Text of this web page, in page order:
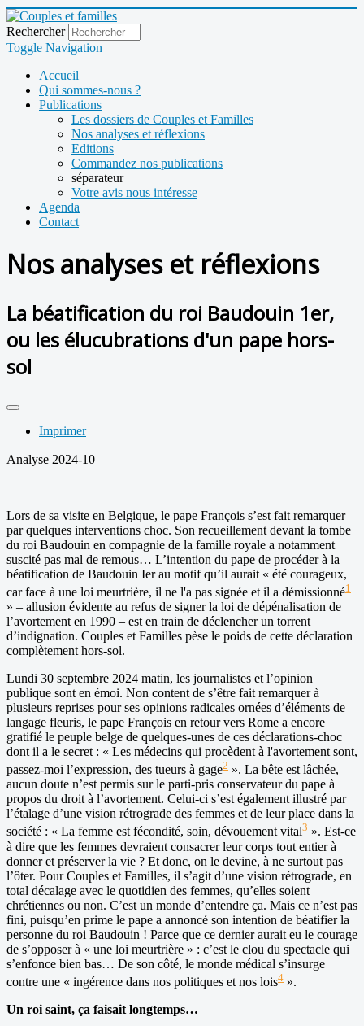
Rechercher
Toggle Navigation
Accueil
Qui sommes-nous ?
Publications
Les dossiers de Couples et Familles
Nos analyses et réflexions
Editions
Commandez nos publications
séparateur
Votre avis nous intéresse
Agenda
Contact
Nos analyses et réflexions
La béatification du roi Baudouin 1er,
ou les élucubrations d'un pape hors-
sol
Imprimer
Analyse 2024-10
Lors de sa visite en Belgique, le pape François s’est fait remarquer
par quelques interventions choc. Son recueillement devant la tombe
du roi Baudouin en compagnie de la famille royale a notamment
suscité pas mal de remous… L’intention du pape de procéder à la
béatification de Baudouin Ier au motif qu’il aurait « été courageux,
car face à une loi meurtrière, il ne l'a pas signée et il a démissionné1
» – allusion évidente au refus de signer la loi de dépénalisation de
l’avortement en 1990 – est en train de déclencher un torrent
d’indignation. Couples et Familles pèse le poids de cette déclaration
complètement hors-sol.
Lundi 30 septembre 2024 matin, les journalistes et l’opinion
publique sont en émoi. Non content de s’être fait remarquer à
plusieurs reprises pour ses opinions radicales ornées d’éléments de
langage fleuris, le pape François en retour vers Rome a encore
gratifié le peuple belge de quelques-unes de ces déclarations-choc
dont il a le secret : « Les médecins qui procèdent à l'avortement sont,
passez-moi l’expression, des tueurs à gage2 ». La bête est lâchée,
aucun doute n’est permis sur le parti-pris conservateur du pape à
propos du droit à l’avortement. Celui-ci s’est également illustré par
l’étalage d’une vision rétrograde des femmes et de leur place dans la
société : « La femme est fécondité, soin, dévouement vital3 ». Est-ce
à dire que les femmes devraient consacrer leur corps tout entier à
donner et préserver la vie ? Et donc, on le devine, à ne surtout pas
l’ôter. Pour Couples et Familles, il s’agit d’une vision rétrograde, en
total décalage avec le quotidien des femmes, qu’elles soient
chrétiennes ou non. C’est un monde d’entendre ça. Mais ce n’est pas
fini, puisqu’en prime le pape a annoncé son intention de béatifier la
personne du roi Baudouin ! Parce que ce dernier aurait eu le courage
de s’opposer à « une loi meurtrière » : c’est le clou du spectacle qui
s’enfonce bien bas… De son côté, le monde médical s’insurge
contre une « ingérence dans nos politiques et nos lois4 ».
Un roi saint, ça faisait longtemps…